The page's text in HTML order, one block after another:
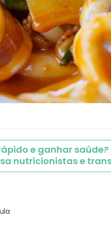
e ganhar
nutricionistas e